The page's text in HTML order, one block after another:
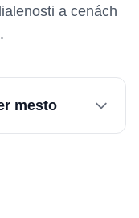
a cenách
mesto